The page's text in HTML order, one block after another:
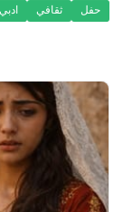
حفل ثقافي ادبي